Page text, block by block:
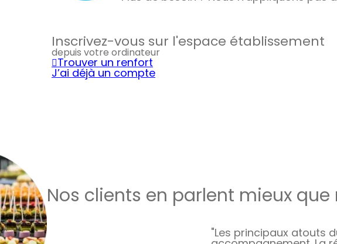
Inscrivez-vous sur l'espace établissement
depuis votre ordinateur
Trouver un renfort
J’ai déjà un compte
Nos clients en parlent mieux que
"Les principaux atouts